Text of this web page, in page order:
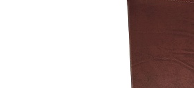
Мы рекомендуем